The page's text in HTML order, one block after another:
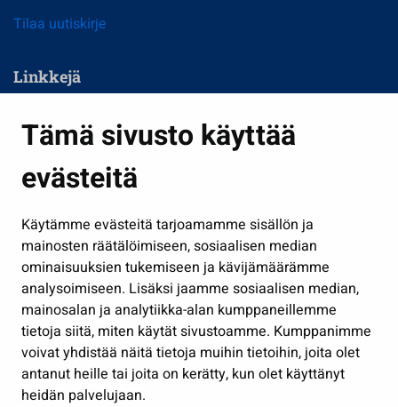
Tämä sivusto käyttää
evästeitä
Käytämme evästeitä tarjoamamme sisällön ja
mainosten räätälöimiseen, sosiaalisen median
ominaisuuksien tukemiseen ja kävijämäärämme
analysoimiseen. Lisäksi jaamme sosiaalisen median,
mainosalan ja analytiikka-alan kumppaneillemme
tietoja siitä, miten käytät sivustoamme. Kumppanimme
voivat yhdistää näitä tietoja muihin tietoihin, joita olet
antanut heille tai joita on kerätty, kun olet käyttänyt
heidän palvelujaan.
Tilaa uutiskirje
Linkkejä
Kasvatus ja opetus
Kulttuuri ja liikunta
Työ ja yrittäminen
Osallistu ja asioi
Näytä omat evästeasetukseni
Seuraa meitä